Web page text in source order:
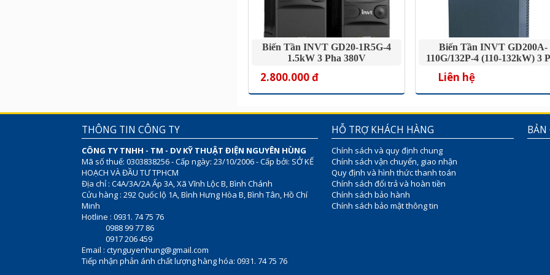
Biến Tần INVT GD20-1R5G-4
1.5kW 3 Pha 380V
2.800.000 đ
Biến Tần INVT GD200A-
110G/132P-4 (110-132kW) 3
Liên hệ
THÔNG TIN CÔNG TY
CÔNG TY TNHH - TM - DV KỸ THUẬT ĐIỆN NGUYÊN HÙNG
Mã số thuế: 0303838256 - Cấp ngày: 23/10/2006 - Cấp bởi: SỞ KẾ
HOẠCH VÀ ĐẦU TƯ TPHCM
Địa chỉ : C4A/3A/2A Ấp 3A, Xã Vĩnh Lộc B, Bình Chánh
Cửu hàng : 292 Quốc lộ 1A, Bình Hưng Hòa B, Bình Tân, Hồ Chí
Minh
Hotline : 0931. 74 75 76
0988 99 77 86
0917 206 459
Email : ctynguyenhung@gmail.com
Tiếp nhận phản ánh chất lượng hàng hóa: 0931. 74 75 76
HỖ TRỢ KHÁCH HÀNG
Chính sách và quy định chung
Chính sách vận chuyển, giao nhận
Quy định và hình thức thanh toán
Chính sách đổi trả và hoàn tiền
Chính sách bảo hành
Chính sách bảo mật thông tin